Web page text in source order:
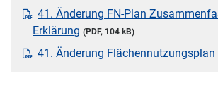
41. Änderung FN-Plan
Erklärung (PDF, 104 kB)
41. Änderung Flächennutzungsplan